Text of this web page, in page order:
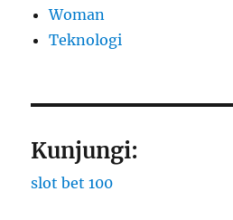
Woman
​Teknologi
Kunjungi:
slot bet 100